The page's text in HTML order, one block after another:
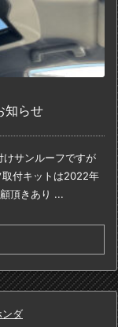
知らせ
けサンルーフですが
付キットは2022年
頂きあり ...
ンダ